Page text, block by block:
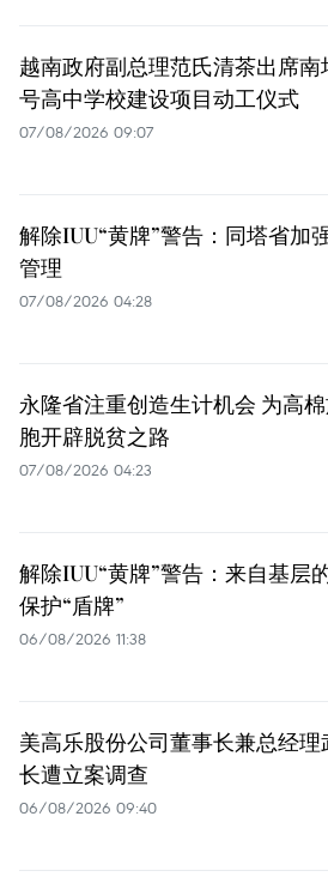
越南政府副总理范氏清茶出席南
号高中学校建设项目动工仪式
07/08/2026 09:07
解除IUU“黄牌”警告：同塔省加
管理
07/08/2026 04:28
永隆省注重创造生计机会 为高
胞开辟脱贫之路
07/08/2026 04:23
解除IUU“黄牌”警告：来自基层
保护“盾牌”
06/08/2026 11:38
美高乐股份公司董事长兼总经理
长遭立案调查
06/08/2026 09:40